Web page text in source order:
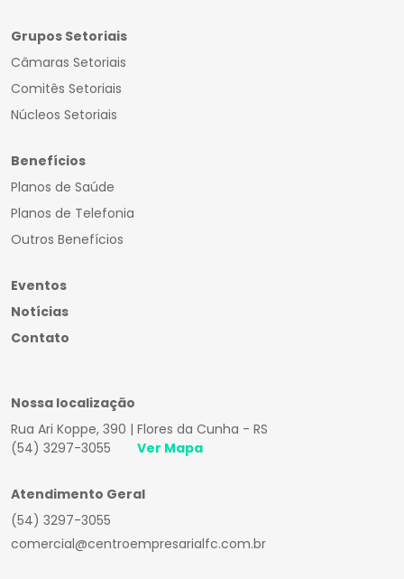
Grupos Setoriais
Câmaras Setoriais
Comitês Setoriais
Núcleos Setoriais
Benefícios
Planos de Saúde
Planos de Telefonia
Outros Benefícios
Eventos
Notícias
Contato
Nossa localização
Rua Ari Koppe, 390 | Flores da Cunha - RS
(54) 3297-3055
Ver Mapa
Atendimento Geral
(54) 3297-3055
comercial@centroempresarialfc.com.br